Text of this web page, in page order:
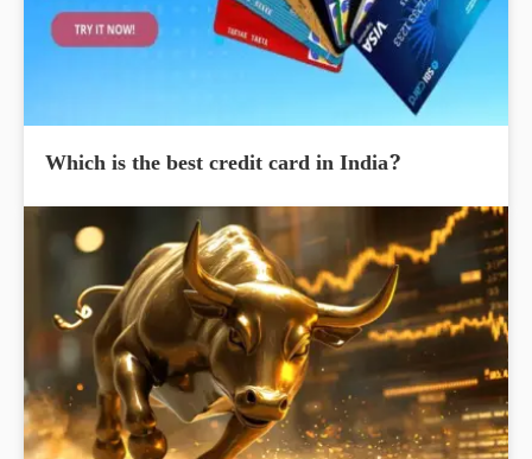
Which is the best credit card in India?